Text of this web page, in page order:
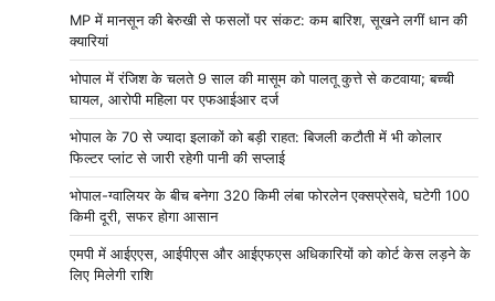
MP में मानसून की बेरुखी से फसलों पर संकट: कम बारिश, सूखने लगीं धान की
क्यारियां
भोपाल में रंजिश के चलते 9 साल की मासूम को पालतू कुत्ते से कटवाया; बच्ची
घायल, आरोपी महिला पर एफआईआर दर्ज
भोपाल के 70 से ज्यादा इलाकों को बड़ी राहत: बिजली कटौती में भी कोलार
फिल्टर प्लांट से जारी रहेगी पानी की सप्लाई
भोपाल-ग्वालियर के बीच बनेगा 320 किमी लंबा फोरलेन एक्सप्रेसवे, घटेगी 100
किमी दूरी, सफर होगा आसान
एमपी में आईएएस, आईपीएस और आईएफएस अधिकारियों को कोर्ट केस लड़ने के
लिए मिलेगी राशि